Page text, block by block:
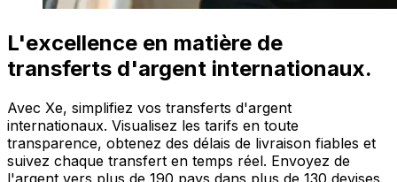
L'excellence en matière de
transferts d'argent internationaux.
Avec Xe, simplifiez vos transferts d'argent
internationaux. Visualisez les tarifs en toute
transparence, obtenez des délais de livraison fiables et
suivez chaque transfert en temps réel. Envoyez de
l'argent vers plus de 190 pays dans plus de 130 devises.